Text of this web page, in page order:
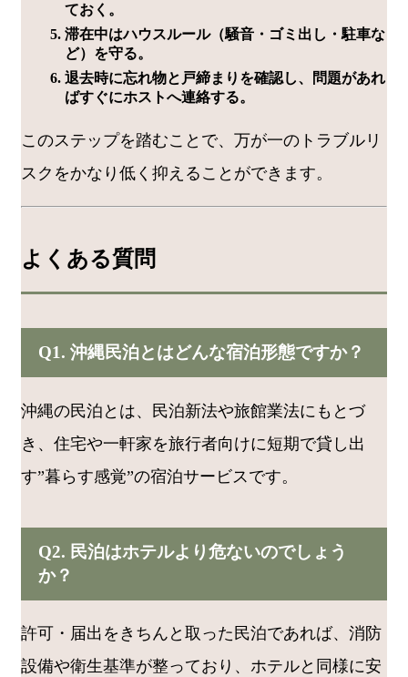
ておく。
滞在中はハウスルール（騒音・ゴミ出し・駐車な
ど）を守る。
退去時に忘れ物と戸締まりを確認し、問題があれ
ばすぐにホストへ連絡する。
このステップを踏むことで、万が一のトラブルリ
スクをかなり低く抑えることができます。
よくある質問
Q1. 沖縄民泊とはどんな宿泊形態ですか？
沖縄の民泊とは、民泊新法や旅館業法にもとづ
き、住宅や一軒家を旅行者向けに短期で貸し出
す”暮らす感覚”の宿泊サービスです。
Q2. 民泊はホテルより危ないのでしょう
か？
許可・届出をきちんと取った民泊であれば、消防
設備や衛生基準が整っており、ホテルと同様に安